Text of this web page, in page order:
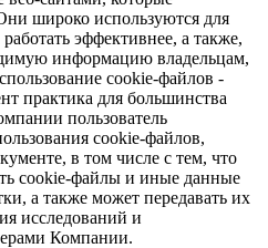
широко используются для
эффективнее, а также,
информацию владельцам,
cookie-файлов -
практика для большинства
пользователь
cookie-файлов,
в том числе с тем, что
cookie-файлы и иные данные
а также может передавать их
исследований и
Компании.